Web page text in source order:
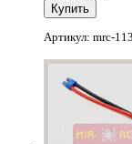
Артикул: mrc-